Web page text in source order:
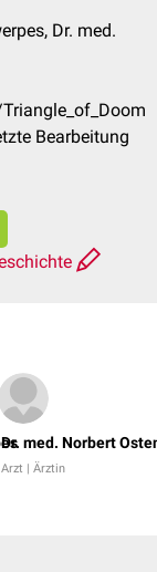
Dr. med.
Bearbeitung
Dr. med. Norbert
Arzt | Ärztin